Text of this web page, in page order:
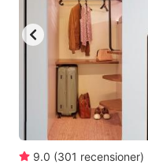
to
get
the
keyboard
shortcuts
for
changing
9.0 (301 recensioner)